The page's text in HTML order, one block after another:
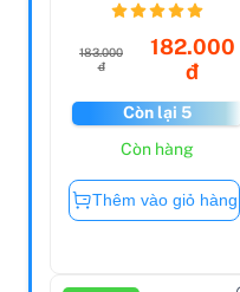
183.000
đ
182.000
đ
Còn lại 5
Còn hàng
Thêm vào giỏ hàng